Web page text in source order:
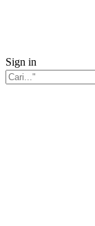
Sign in